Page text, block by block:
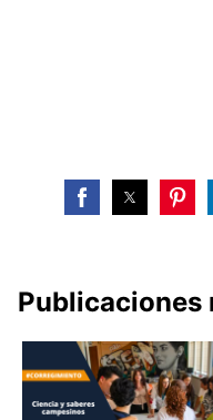
Publicaciones